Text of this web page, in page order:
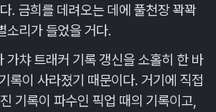
. 금희를 데려오는 데에 풀천장 꽉꽉
리가 들었을 거다.
가챠 트래커 기록 갱신을 소홀히 한 바
록이 사라졌기 때문이다. 거기에 직접
기록이 파수인 픽업 때의 기록이고,